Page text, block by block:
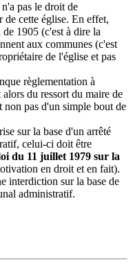
pas le droit de
de cette église. En effet,
1905 (c'est à dire la
aux communes (c'est
de l'église et pas
règlementation à
du ressort du maire de
pas d'un simple bout de
sur la base d'un arrêté
celui-ci doit être
du 11 juillet 1979 sur la
en droit et en fait).
interdiction sur la base de
administratif.